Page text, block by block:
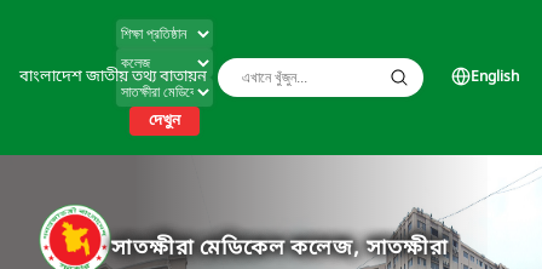
বাংলাদেশ জাতীয় তথ্য বাতায়ন
দেখুন
English
সাতক্ষীরা মেডিকেল কলেজ, সাতক্ষীরা